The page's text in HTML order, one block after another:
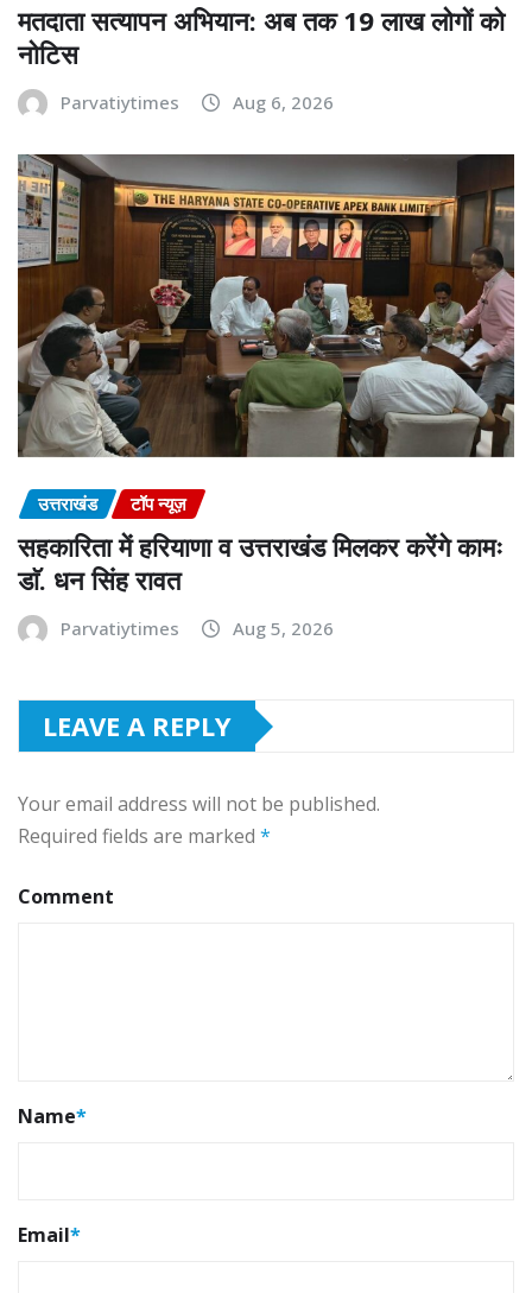
मतदाता सत्यापन अभियान: अब तक 19 लाख लोगों को
नोटिस
Parvatiytimes Aug 6, 2026
उत्तराखंड टॉप न्यूज़
सहकारिता में हरियाणा व उत्तराखंड मिलकर करेंगे कामः
डाॅ. धन सिंह रावत
Parvatiytimes Aug 5, 2026
LEAVE A REPLY
Your email address will not be published.
Required fields are marked *
Comment
Name*
Email*